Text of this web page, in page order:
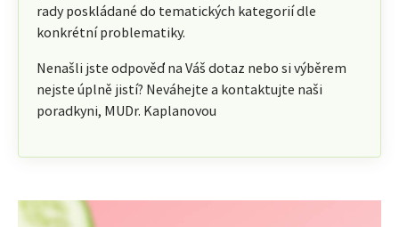
rady poskládané do tematických kategorií dle
konkrétní problematiky.
Nenašli jste odpověď na Váš dotaz nebo si výběrem
nejste úplně jistí? Neváhejte a kontaktujte naši
poradkyni, MUDr. Kaplanovou